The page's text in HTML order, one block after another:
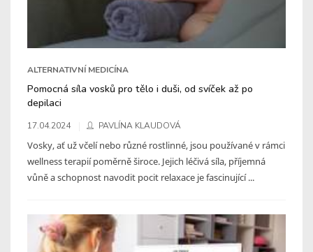
ALTERNATIVNÍ MEDICÍNA
Pomocná síla vosků pro tělo i duši, od svíček až po
depilaci
17.04.2024 PAVLÍNA KLAUDOVÁ
Vosky, ať už včelí nebo různé rostlinné, jsou používané v rámci
wellness terapií poměrně široce. Jejich léčivá síla, příjemná
vůně a schopnost navodit pocit relaxace je fascinující ...